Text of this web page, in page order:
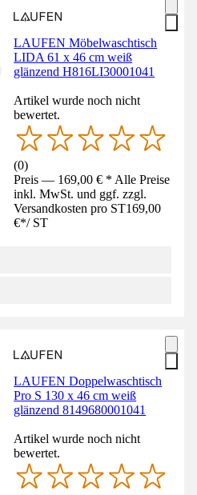
LAUFEN Möbelwaschtisch
LIDA 61 x 46 cm weiß
glänzend H816LI30001041
Artikel wurde noch nicht
bewertet.
(0)
Preis — 169,00 € * Alle Preise
inkl. MwSt. und ggf. zzgl.
Versandkosten pro ST169,00
€*/ ST
LAUFEN Doppelwaschtisch
Pro S 130 x 46 cm weiß
glänzend 8149680001041
Artikel wurde noch nicht
bewertet.